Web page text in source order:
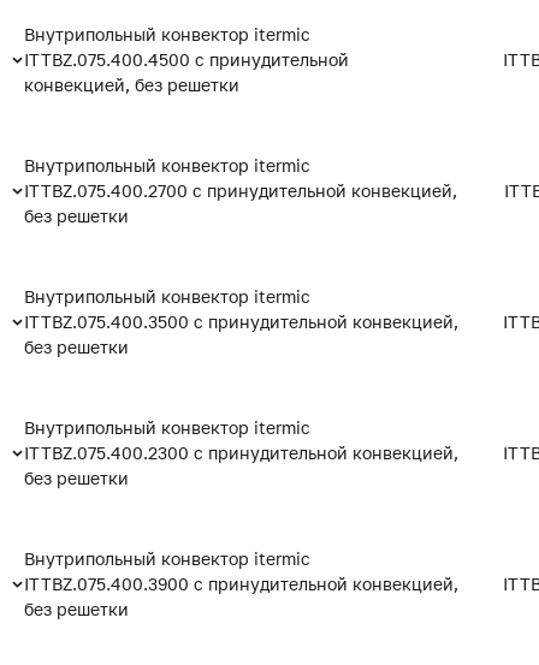
Внутрипольный конвектор itermic
ITTBZ.075.400.4500 с принудительной
конвекцией, без решетки
Внутрипольный конвектор itermic
ITTBZ.075.400.2700 с принудительной конвекцией,
без решетки
Внутрипольный конвектор itermic
ITTBZ.075.400.3500 с принудительной конвекцией,
без решетки
Внутрипольный конвектор itermic
ITTBZ.075.400.2300 с принудительной конвекцией,
без решетки
Внутрипольный конвектор itermic
ITTBZ.075.400.3900 с принудительной конвекцией,
без решетки